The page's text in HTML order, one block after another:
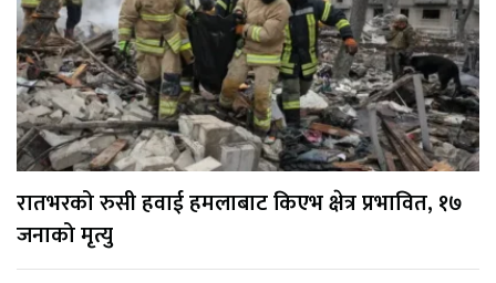
रातभरको रुसी हवाई हमलाबाट किएभ क्षेत्र प्रभावित, १७
जनाको मृत्यु